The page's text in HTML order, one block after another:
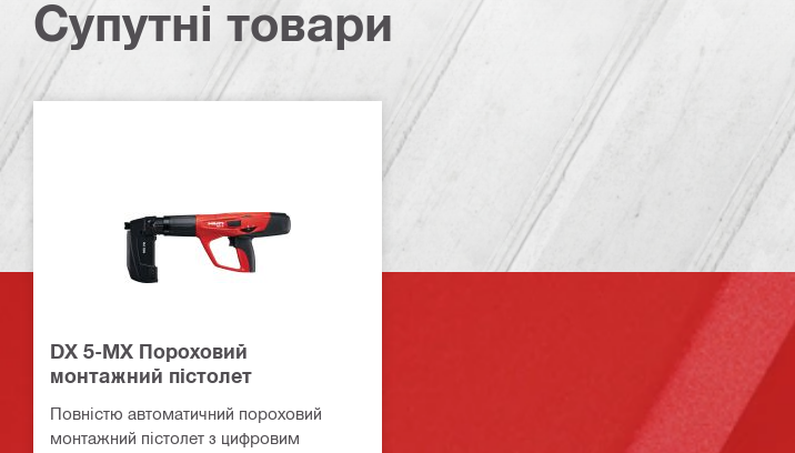
Супутні товари
DX 5-MX Пороховий
монтажний пістолет
Повністю автоматичний пороховий
монтажний пістолет з цифровим